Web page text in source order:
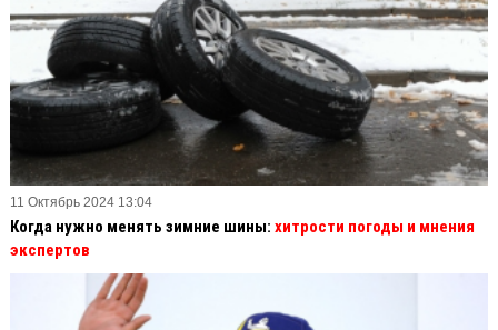
11 Октябрь 2024 13:04
Когда нужно менять зимние шины: хитрости погоды и мнения
экспертов